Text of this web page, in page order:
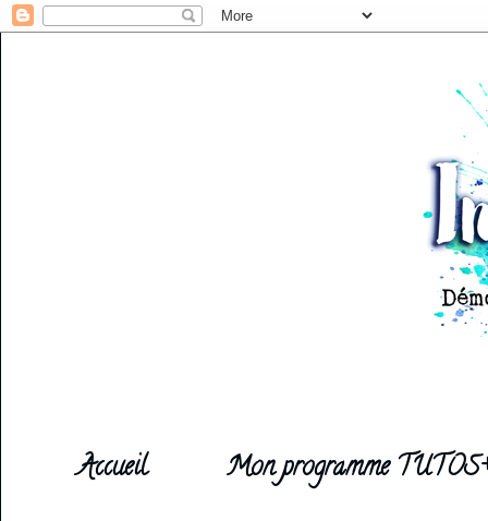
Accueil
Mon programme